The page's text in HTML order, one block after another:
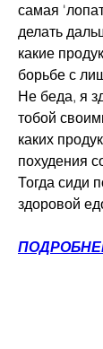
самая
делать
какие
борьбе с
Не беда, я
тобой
каких
похудения
Тогда сиди
здоровой